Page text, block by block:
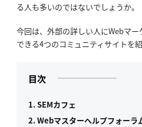
る人も多いのではないでしょうか。
今回は、外部の詳しい人にWebマ
できる4つのコミュニティサイトを紹
目次
1. SEMカフェ
2. Webマスターヘルプフォーラ